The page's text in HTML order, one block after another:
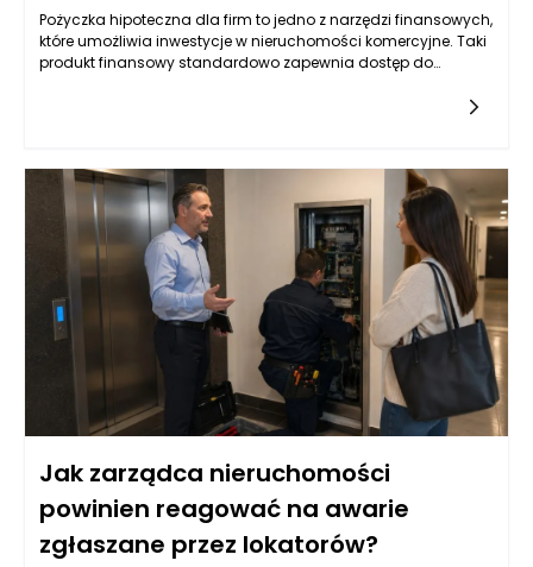
Pożyczka hipoteczna dla firm to jedno z narzędzi finansowych,
które umożliwia inwestycje w nieruchomości komercyjne. Taki
produkt finansowy standardowo zapewnia dostęp do
komercyjnych. Na rynku istnieje wiele różnych ofert, które mogą
różnić się pod względem oprocentowania, okresu spłaty oraz
wymaganych zabezpieczeń. Kluczowym aspektem dla firm
jest również analiza warunków umowy oraz kosztów
dodatkowych związanych z pozyskiwaniem takiego
finansowania. Przed podjęciem decyzji o wyborze
odpowiedniej pożyczki hipotecznej, warto przeanalizować
wszystkie dostępne opcje i zrozumieć, jakie obowiązki i
zobowiązania będą się wiązać z zaciągnięciem takiego
Jak zarządca nieruchomości
powinien reagować na awarie
zgłaszane przez lokatorów?